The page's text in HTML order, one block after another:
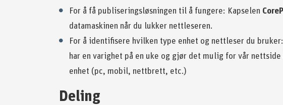
For å få publiseringsløsningen til å fungere: Kapselen
datamaskinen når du lukker nettleseren.
For å identifisere hvilken type enhet og nettleser du
har en varighet på en uke og gjør det mulig for vår
enhet (pc, mobil, nettbrett, etc.)
Deling